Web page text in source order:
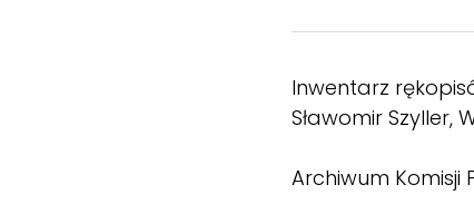
Inwentarz
Sławomir Szyller,
Archiwum Komisji